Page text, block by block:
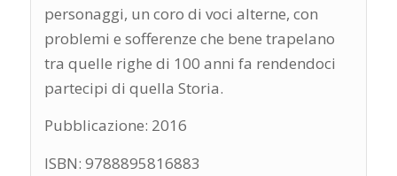
personaggi, un coro di voci alterne, con
problemi e sofferenze che bene trapelano
tra quelle righe di 100 anni fa rendendoci
partecipi di quella Storia.
Pubblicazione: 2016
ISBN: 9788895816883